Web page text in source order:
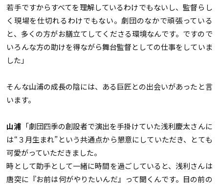
若手ですからすべてを理解しているわけでもないし、監督らし
く現場を仕切れるわけでもない。劇団のなかで頑張っている
と、多くの方がお膳立てしてくださる環境なんです。ですので
いろんな方の助けを得ながら舞台監督としての仕事をしていま
した」
そんな山浦の成長の陰には、ある巨匠との出会いがあったと言
います。
山浦 「劇団四季の創設者で演出を手掛けていた浅利慶太さんに
は“３月生まれ”という共通点から懇意にしていただき、とても
可愛がっていただきました。
時として助手として一緒に時間を過ごしていると、浅利さんは
唐突に『お前は何がやりたいんだ』って聞くんです。目の前の